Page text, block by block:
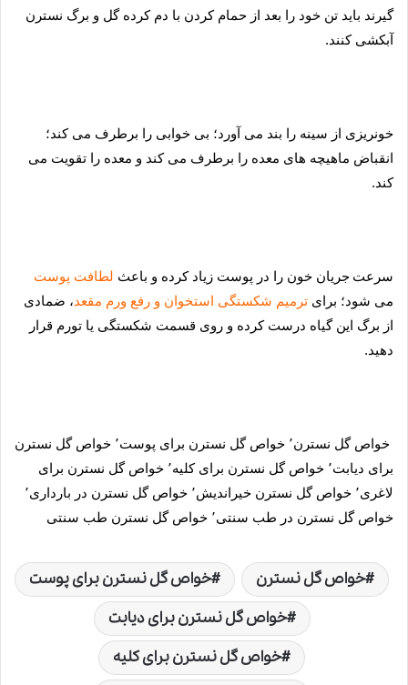
گیرند باید تن خود را بعد از حمام کردن با دم کرده گل و برگ نسترن
آبکشی کنند.
خونر یزی از سینه را بند می آورد؛ بی خوابی را برطرف می کند؛
انقباض ماهیچه های معده را برطرف می کند و معده را تقویت می
کند.
سرعت جر یان خون را در پوست زیاد کرده و باعث لطافت پوست
می شود؛ برای ترمیم شکستگی استخوان و رفع ورم مقعد، ضمادی
از برگ این گیاه درست کرده و روی قسمت شکستگی یا تورم قرار
دهید.
خواص گل نسترن٬ خواص گل نسترن برای پوست٬ خواص گل نسترن
برای دیابت٬ خواص گل نسترن برای کلیه٬ خواص گل نسترن برای
لاغری٬ خواص گل نسترن خیراندیش٬ خواص گل نسترن در بارداری٬
خواص گل نسترن در طب سنتی٬ خواص گل نسترن طب سنتی
خواص گل نسترن
خواص گل نسترن برای پوست
خواص گل نسترن برای دیابت
خواص گل نسترن برای کلیه